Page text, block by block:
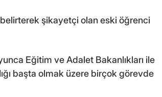
şikayetçi olan eski öğrenci
Eğitim ve Adalet Bakanlıkları ile
başta olmak üzere birçok görevde